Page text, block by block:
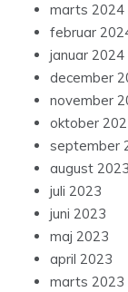
marts 2024
februar
januar 2024
december
november
oktober
september
august 2023
juli 2023
juni 2023
maj 2023
april 2023
marts 2023